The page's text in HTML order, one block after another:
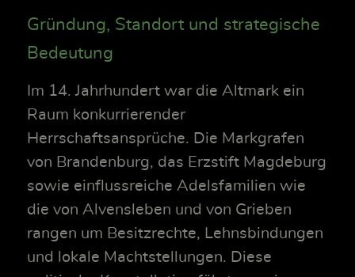
Gründung, Standort und strategische
Bedeutung
Im 14. Jahrhundert war die Altmark ein
Raum konkurrierender
Herrschaftsansprüche. Die Markgrafen
von Brandenburg, das Erzstift Magdeburg
sowie einflussreiche Adelsfamilien wie
die von Alvensleben und von Grieben
rangen um Besitzrechte, Lehnsbindungen
und lokale Machtstellungen. Diese